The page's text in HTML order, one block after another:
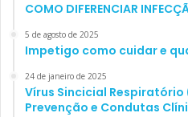
COMO DIFERENCIAR
5 de agosto de 2025
Impetigo como cuidar e
24 de janeiro de 2025
Vírus Sincicial Respiratório
Prevenção e Condutas